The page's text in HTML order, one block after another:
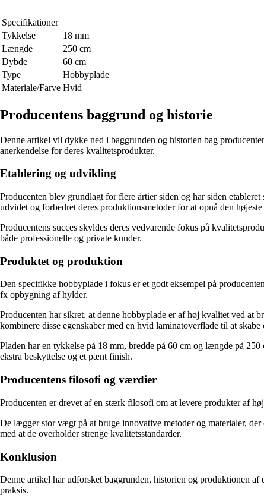
Specifikationer
Tykkelse
18 mm
Længde
250 cm
Dybde
60 cm
Type
Hobbyplade
Materiale/Farve Hvid
Producentens baggrund og historie
Denne artikel vil dykke ned i baggrunden og historien bag
anerkendelse for deres kvalitetsprodukter.
Etablering og udvikling
Producenten blev grundlagt for flere årtier siden og har siden
udvidet og forbedret deres produktionsmetoder for at opnå den
Producentens succes skyldes deres vedvarende fokus på
både professionelle og private kunder.
Produktet og produktion
Den specifikke hobbyplade i fokus er et godt eksempel på
fx opbygning af hylder.
Producenten har sikret, at denne hobbyplade er af høj kvalitet ved at
kombinere disse egenskaber med en hvid laminatoverflade til at
Pladen har en tykkelse på 18 mm, bredde på 60 cm og længde på
ekstra beskyttelse og et pænt finish.
Producentens filosofi og værdier
Producenten er drevet af en stærk filosofi om at levere produkter af
De lægger stor vægt på at bruge innovative metoder og materialer,
med at de overholder strenge kvalitetsstandarder.
Konklusion
Denne artikel har udforsket baggrunden, historien og produktionen
praksis.